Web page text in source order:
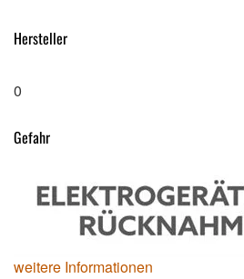
Hersteller
0
Gefahr
weitere Informationen